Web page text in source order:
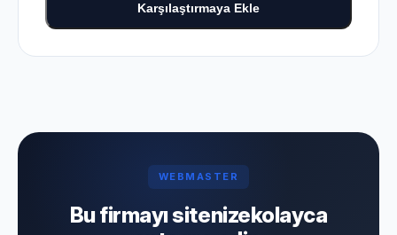
Karşılaştırmaya Ekle
WEBMASTER
Bu firmayı sitenizekolayca